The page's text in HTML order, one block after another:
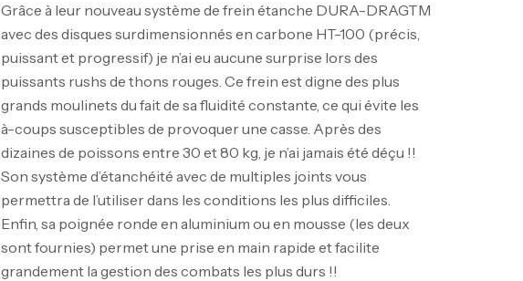
Grâce à leur nouveau système de frein étanche DURA-DRAGTM
avec des disques surdimensionnés en carbone HT-100 (précis,
puissant et progressif) je n’ai eu aucune surprise lors des
puissants rushs de thons rouges. Ce frein est digne des plus
grands moulinets du fait de sa fluidité constante, ce qui évite les
à-coups susceptibles de provoquer une casse. Après des
dizaines de poissons entre 30 et 80 kg, je n’ai jamais été déçu !!
Son système d’étanchéité avec de multiples joints vous
permettra de l’utiliser dans les conditions les plus difficiles.
Enfin, sa poignée ronde en aluminium ou en mousse (les deux
sont fournies) permet une prise en main rapide et facilite
grandement la gestion des combats les plus durs !!
Canne Jigging Sunset Massive Attack
1.83m 120/250gr 30kg
Cannes, Jigging